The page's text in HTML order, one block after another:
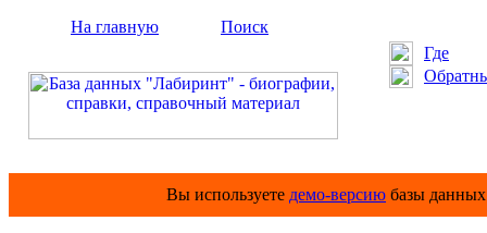
На главную
Поиск
Где
Вы используете демо-версию базы